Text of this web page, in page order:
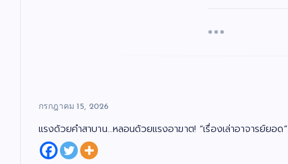
กรกฎาคม 15, 2026
แรงด้วยคำสาบาน…หลอนด้วยแรงอาฆาต! “เรื่องเล่าอาจารย์ยอ